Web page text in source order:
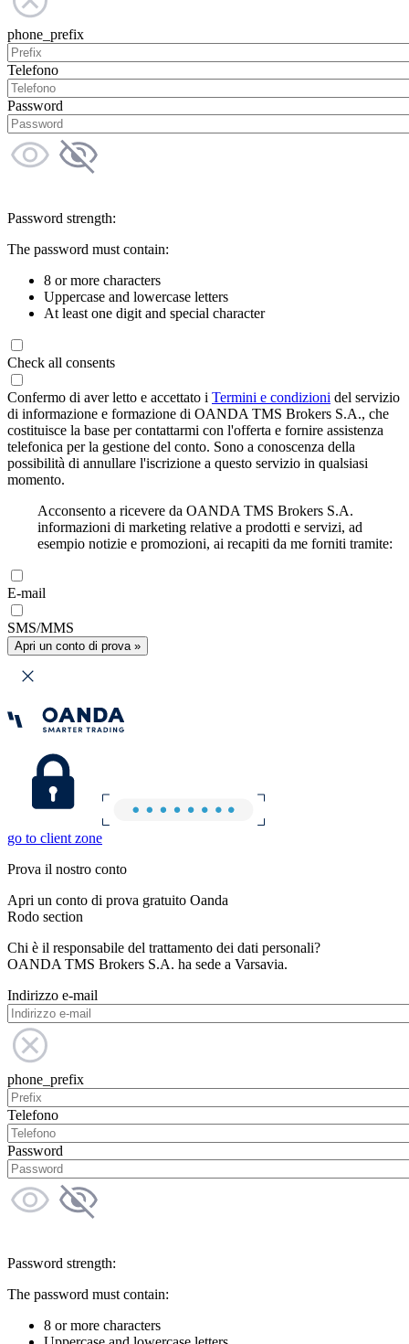
phone_prefix
Telefono
Password
Password strength:
The password must contain:
8 or more characters
Uppercase and lowercase letters
At least one digit and special character
Check all consents
Confermo di aver letto e accettato i Termini e condizioni del servizio
di informazione e formazione di OANDA TMS Brokers S.A., che
costituisce la base per contattarmi con l'offerta e fornire assistenza
telefonica per la gestione del conto. Sono a conoscenza della
possibilità di annullare l'iscrizione a questo servizio in qualsiasi
momento.
Acconsento a ricevere da OANDA TMS Brokers S.A.
informazioni di marketing relative a prodotti e servizi, ad
esempio notizie e promozioni, ai recapiti da me forniti tramite:
E-mail
SMS/MMS
Apri un conto di prova »
go to client zone
Prova il nostro conto
Apri un conto di prova gratuito Oanda
Rodo section
Chi è il responsabile del trattamento dei dati personali?
OANDA TMS Brokers S.A. ha sede a Varsavia.
Indirizzo e-mail
phone_prefix
Telefono
Password
Password strength:
The password must contain:
8 or more characters